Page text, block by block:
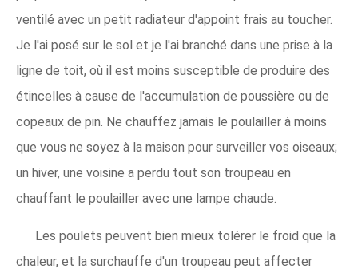
ventilé avec un petit radiateur d'appoint frais au toucher.
Je l'ai posé sur le sol et je l'ai branché dans une prise à la
ligne de toit, où il est moins susceptible de produire des
étincelles à cause de l'accumulation de poussière ou de
copeaux de pin. Ne chauffez jamais le poulailler à moins
que vous ne soyez à la maison pour surveiller vos oiseaux;
un hiver, une voisine a perdu tout son troupeau en
chauffant le poulailler avec une lampe chaude.
Les poulets peuvent bien mieux tolérer le froid que la
chaleur, et la surchauffe d'un troupeau peut affecter